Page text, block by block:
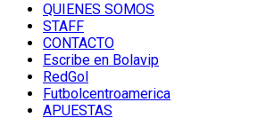
QUIENES SOMOS
STAFF
CONTACTO
Escribe en Bolavip
RedGol
Futbolcentroamerica
APUESTAS